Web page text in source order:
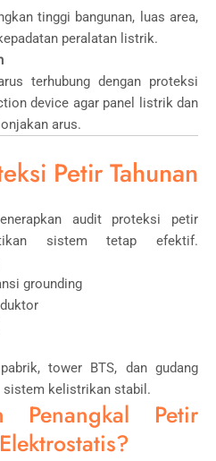
tinggi bangunan, luas area,
peralatan listrik.
terhubung dengan proteksi
device agar panel listrik dan
arus.
Petir Tahunan
audit proteksi petir
sistem tetap efektif.
grounding
tower BTS, dan gudang
sistem kelistrikan stabil.
Penangkal Petir